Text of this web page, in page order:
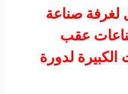
لغرفة صناعة
عقب
لدورة